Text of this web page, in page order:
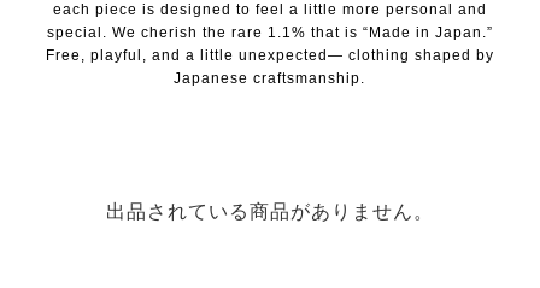
each piece is designed to feel a little more personal and
special. We cherish the rare 1.1% that is “Made in Japan.”
Free, playful, and a little unexpected— clothing shaped by
Japanese craftsmanship.
出品されている商品がありません。